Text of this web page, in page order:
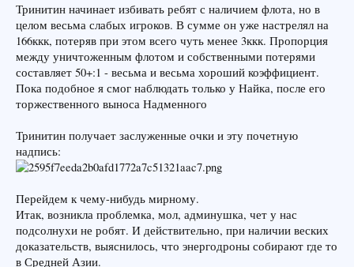
Тринитин начинает избивать ребят с наличием флота, но в
целом весьма слабых игроков. В сумме он уже настрелял на
166ккк, потеряв при этом всего чуть менее 3ккк. Пропорция
между уничтоженным флотом и собственными потерями
составляет 50+:1 - весьма и весьма хороший коэффициент.
Пока подобное я смог наблюдать только у Найка, после его
торжественного выноса Надменного
Тринитин получает заслуженные очки и эту почетную
надпись:
Перейдем к чему-нибудь мирному.
Итак, возникла проблемка, мол, админушка, чет у нас
подсолнухи не робят. И действительно, при наличии веских
доказательств, выяснилось, что энергодроны собирают где то
в Средней Азии.